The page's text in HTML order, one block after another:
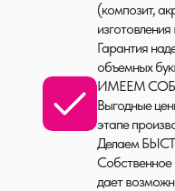
(композит,
Гарантия
объемных
ИМЕЕМ
Выгодные
этапе
Делаем
Собственное
дает